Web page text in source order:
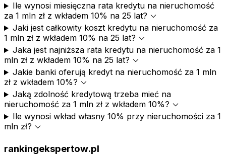
Ile wynosi miesięczna rata kredytu na nieruchomość
za 1 mln zł z wkładem 10% na 25 lat? expand_more
Jaki jest całkowity koszt kredytu na nieruchomość za
1 mln zł z wkładem 10% na 25 lat? expand_more
Jaka jest najniższa rata kredytu na nieruchomość za 1
mln zł z wkładem 10% na 25 lat? expand_more
Jakie banki oferują kredyt na nieruchomość za 1 mln
zł z wkładem 10%? expand_more
Jaką zdolność kredytową trzeba mieć na
nieruchomość za 1 mln zł z wkładem 10%? expand_more
Ile wynosi wkład własny 10% przy nieruchomości za 1
mln zł? expand_more
rankingekspertow.pl